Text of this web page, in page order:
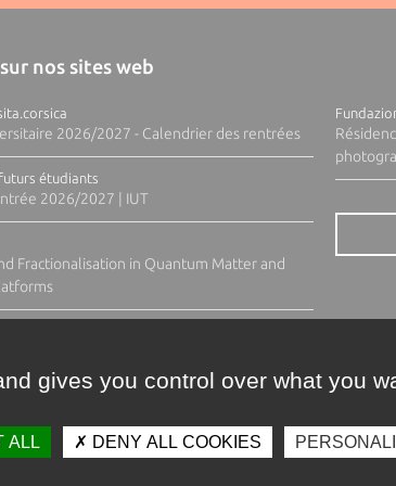
nos sites web
2026/2027 - Calendrier des rentrées
étudiants
2026/2027 | IUT
Fractionalisation in Quantum Matter and
gives you control over what you
ALL DENY ALL COOKIES